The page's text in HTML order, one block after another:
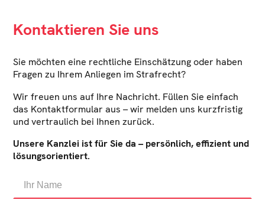
Kontaktieren Sie uns
Sie möchten eine rechtliche Einschätzung oder haben
Fragen zu Ihrem Anliegen im Strafrecht?
Wir freuen uns auf Ihre Nachricht. Füllen Sie einfach
das Kontaktformular aus – wir melden uns kurzfristig
und vertraulich bei Ihnen zurück.
Unsere Kanzlei ist für Sie da – persönlich, effizient und
lösungsorientiert.